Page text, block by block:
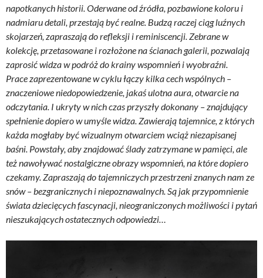
napotkanych historii. Oderwane od źródła, pozbawione koloru i
nadmiaru detali, przestają być realne. Budzą raczej ciąg luźnych
skojarzeń, zapraszają do refleksji i reminiscencji. Zebrane w
kolekcję, przetasowane i rozłożone na ścianach galerii, pozwalają
zaprosić widza w podróż do krainy wspomnień i wyobraźni.
Prace zaprezentowane w cyklu łączy kilka cech wspólnych –
znaczeniowe niedopowiedzenie, jakaś ulotna aura, otwarcie na
odczytania. I ukryty w nich czas przyszły dokonany – znajdujący
spełnienie dopiero w umyśle widza. Zawierają tajemnice, z których
każda mogłaby być wizualnym otwarciem wciąż niezapisanej
baśni. Powstały, aby znajdować ślady zatrzymane w pamięci, ale
też nawoływać nostalgiczne obrazy wspomnień, na które dopiero
czekamy. Zapraszają do tajemniczych przestrzeni znanych nam ze
snów – bezgranicznych i niepoznawalnych. Są jak przypomnienie
świata dziecięcych fascynacji, nieograniczonych możliwości i pytań
nieszukających ostatecznych odpowiedzi…